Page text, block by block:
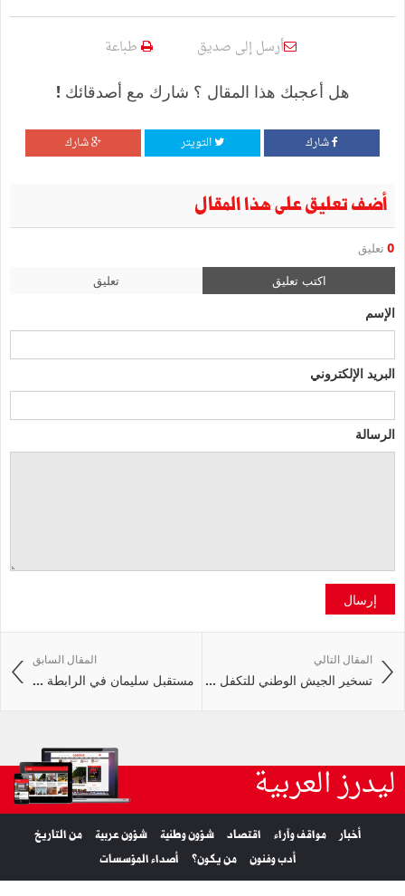
أرسل إلى صديق طباعة
هل أعجبك هذا المقال ؟ شارك مع أصدقائك !
شارك التويتر شارك
أضف تعليق على هذا المقال
0 تعليق
اكتب تعليق تعليق
الإسم
البريد الإلكتروني
الرسالة
إرسال
المقال السابق
مستقبل سليمان في الرابطة ...
المقال التالي
تسخير الجيش الوطني للتكفل ...
ليدرز العربية
أخبار مواقف وآراء اقتصاد شؤون وطنية شؤون عربية
من التاريخ
أدب وفنون
من يكون؟ أصداء المؤسسات